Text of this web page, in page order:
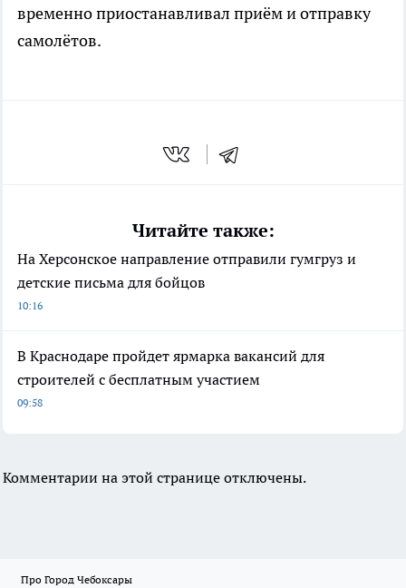
временно приостанавливал приём и отправку
самолётов.
Читайте также:
На Херсонское направление отправили гумгруз и
детские письма для бойцов
10:16
В Краснодаре пройдет ярмарка вакансий для
строителей с бесплатным участием
09:58
Комментарии на этой странице отключены.
Про Город Чебоксары